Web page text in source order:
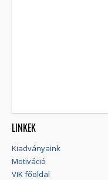
LINKEK
Kiadványaink
Motiváció
VIK főoldal